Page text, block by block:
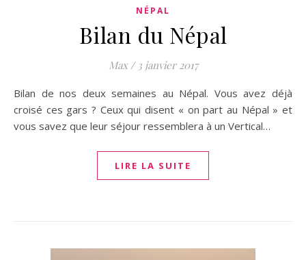
NÉPAL
Bilan du Népal
Max / 3 janvier 2017
Bilan de nos deux semaines au Népal. Vous avez déjà
croisé ces gars ? Ceux qui disent « on part au Népal » et
vous savez que leur séjour ressemblera à un Vertical…
LIRE LA SUITE